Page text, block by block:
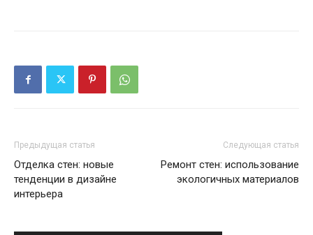
Предыдущая статья
Отделка стен: новые
тенденции в дизайне
интерьера
Следующая статья
Ремонт стен: использование
экологичных материалов